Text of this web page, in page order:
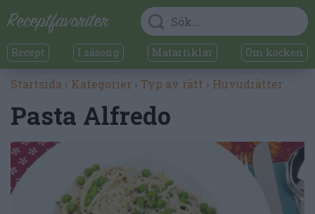
Recept I säsong Matartiklar Om kocken
Startsida › Kategorier › Typ av rätt › Huvudrätter
Pasta Alfredo